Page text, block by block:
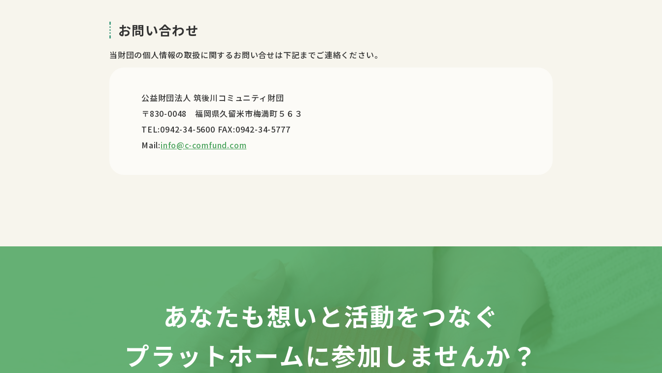
お問い合わせ
当財団の個人情報の取扱に関するお問い合せは下記までご連絡ください。
公益財団法人 筑後川コミュニティ財団
〒830-0048 福岡県久留米市梅満町５６３
TEL:0942-34-5600 FAX:0942-34-5777
Mail:info@c-comfund.com
あなたも想いと活動をつなぐ
プラットホームに参加しませんか？